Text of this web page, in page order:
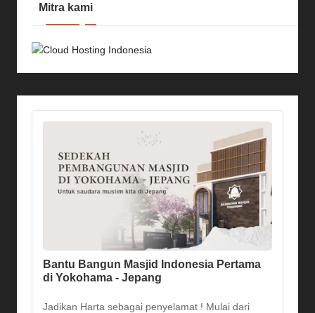
Mitra kami
Bantu Bangun Masjid Indonesia Pertama
di Yokohama - Jepang
Jadikan Harta sebagai penyelamat ! Mulai dari